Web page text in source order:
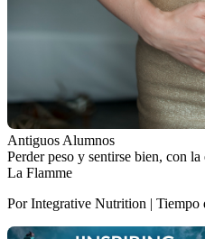
Antiguos Alumnos
Perder peso y sentirse bien, con
La Flamme
Por Integrative Nutrition | Tiempo